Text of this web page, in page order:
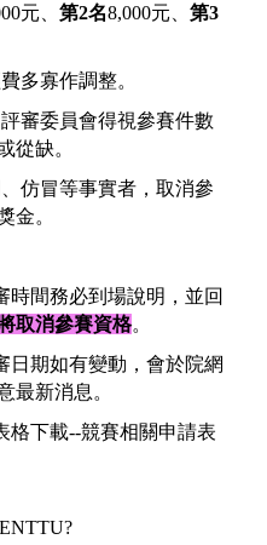
元、 第2名8,000元、 第3
多寡作調整。
審委員會得視參賽件數
從缺。
仿冒等事實者，取消參
金。
時間務必到場說明，並回
取消參賽資格。
日期如有變動，會於院網
最新消息。
格下載--競賽相關申請表